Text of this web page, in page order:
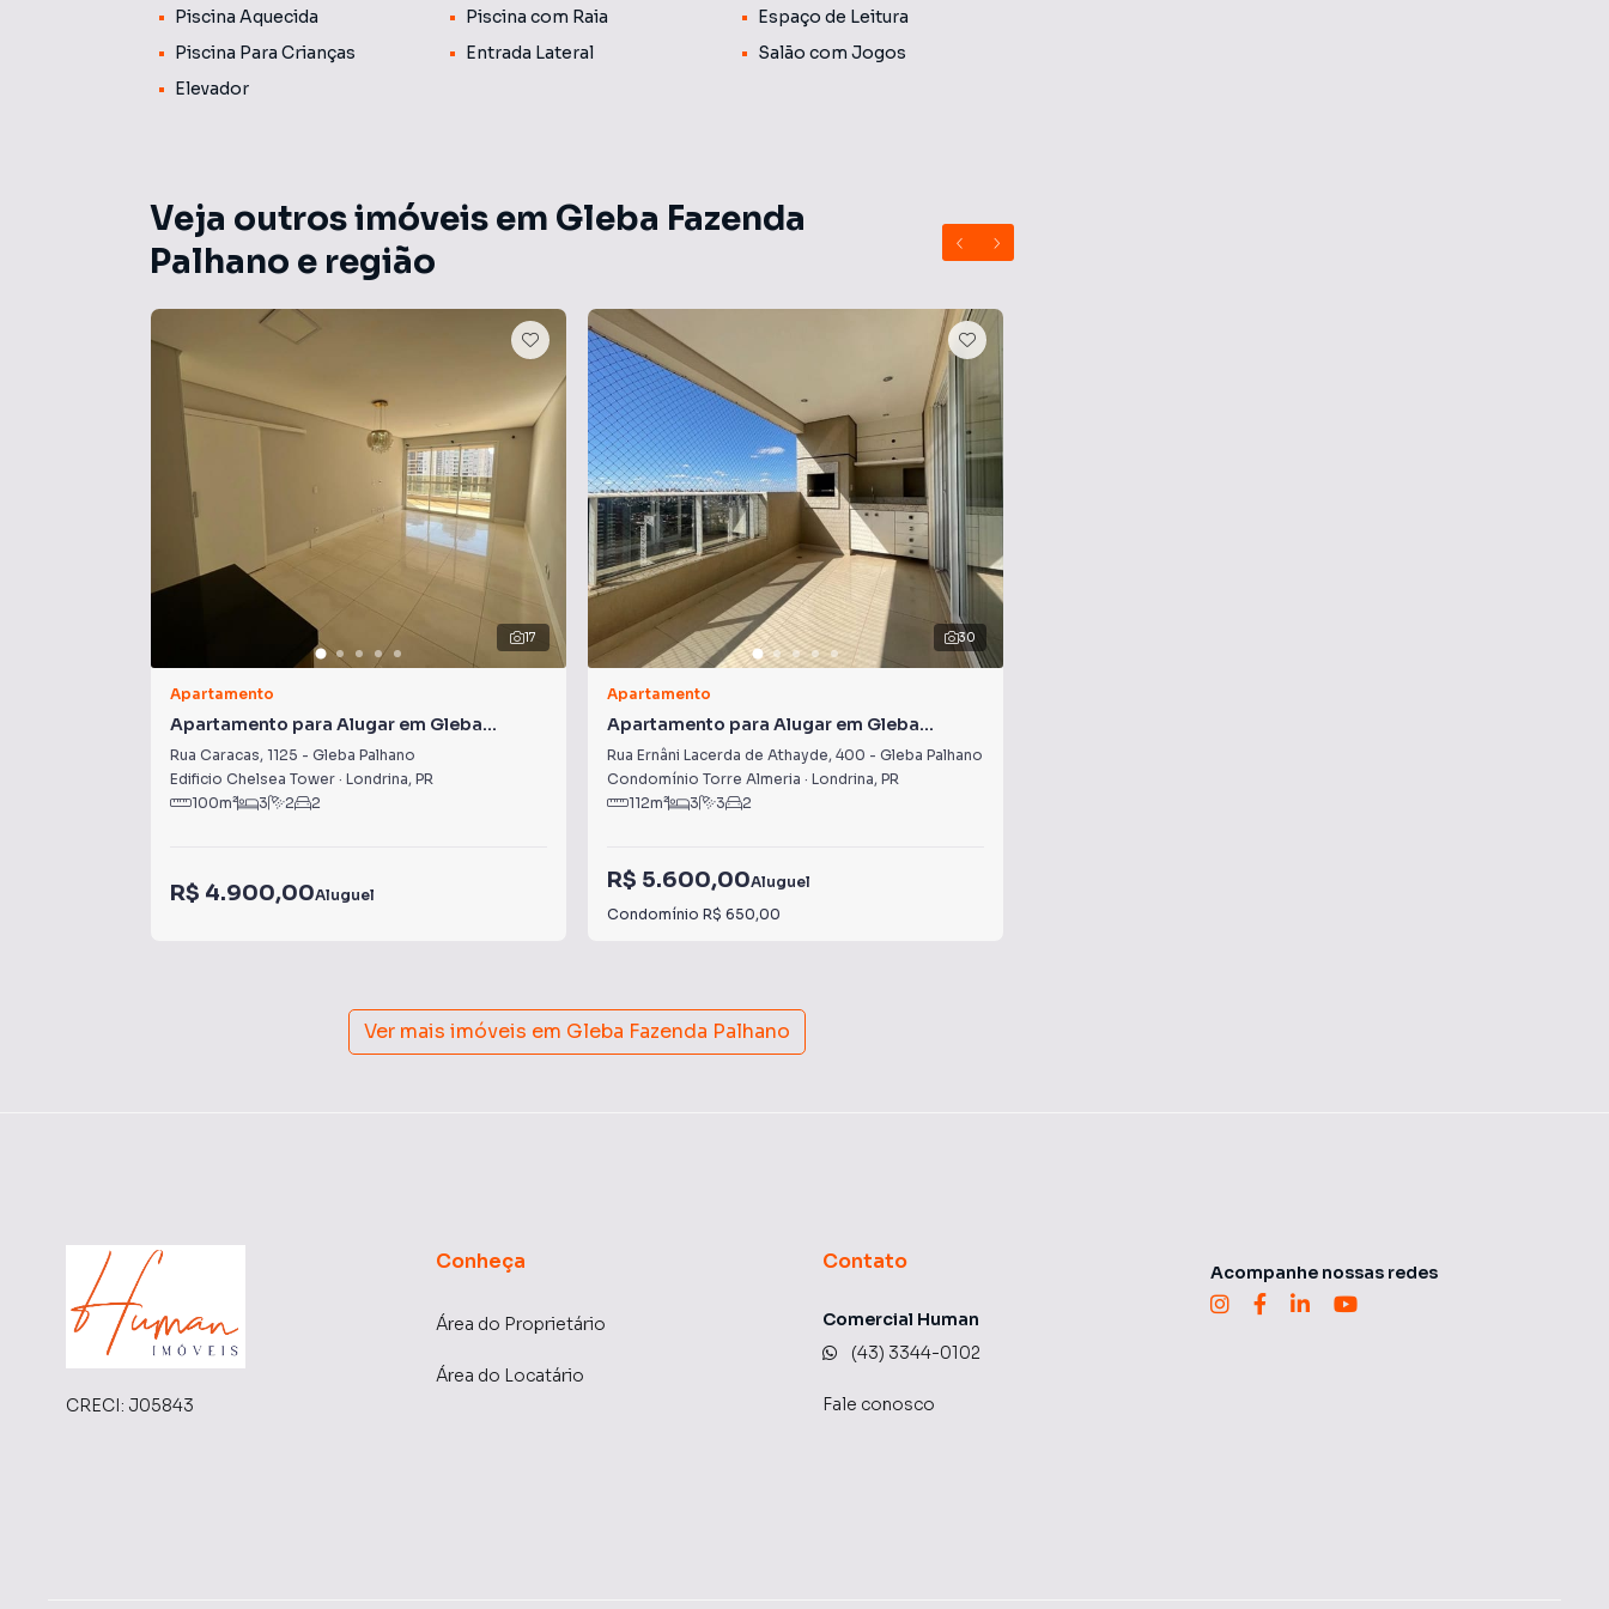
Piscina Aquecida
Piscina com Raia
Espaço de Leitura
Piscina Para Crianças
Entrada Lateral
Salão com Jogos
Elevador
Veja outros imóveis em Gleba Fazenda
Palhano e região
17
Apartamento
Apartamento para Alugar em Gleba
Palhano
Rua Caracas, 1125 - Gleba Palhano
Edificio Chelsea Tower · Londrina, PR
100m² 3 2 2
R$ 4.900,00Aluguel
30
Apartamento
Apartamento para Alugar em Gleba
Palhano
Rua Ernâni Lacerda de Athayde, 400 - Gleba Palhano
Condomínio Torre Almeria · Londrina, PR
112m² 3 3 2
R$ 5.600,00Aluguel
Condomínio R$ 650,00
Ver mais imóveis em Gleba Fazenda Palhano
CRECI: J05843
Conheça
Área do Proprietário
Área do Locatário
Contato
Comercial Human
(43) 3344-0102
Fale conosco
Acompanhe nossas redes